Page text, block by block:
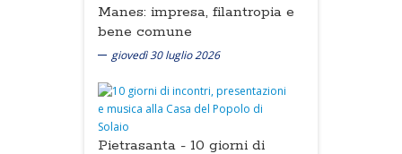
Manes: impresa, filantropia e
bene comune
giovedì 30 luglio 2026
Pietrasanta - 10 giorni di